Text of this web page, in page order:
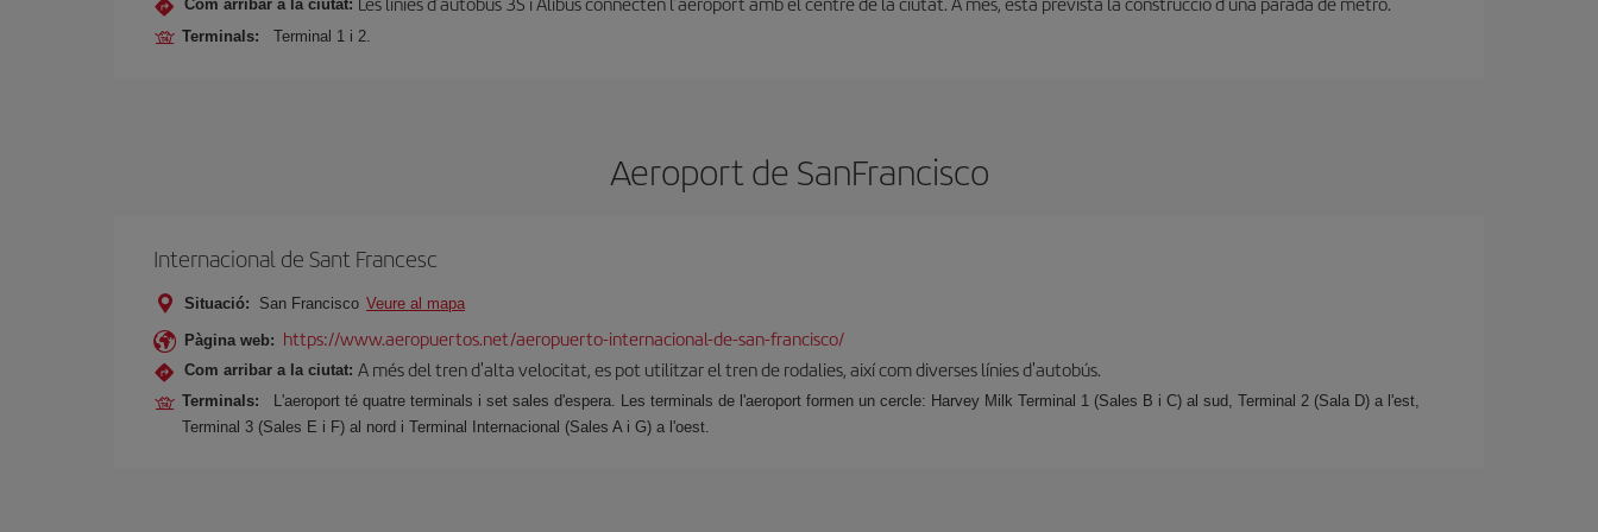
Com arribar a la ciutat:
Terminals: Terminal 1 i 2.
Aeroport de SanFrancisco
Internacional de Sant Francesc
Situació: San Francisco Veure al mapa
Pàgina web: https://www.aeropuertos.net/aeropuerto-internacional-de-san-francisco/
Com arribar a la ciutat: A més del tren d'alta velocitat, es pot utilitzar el tren de rodalies, així com diverses línies d'autobús.
Terminals:
L'aeroport té quatre terminals i set sales d'espera. Les terminals de l'aeroport formen un cercle: Harvey Milk Terminal 1 (Sales B i C) al sud, Terminal 2 (Sala D) a l'est,
Terminal 3 (Sales E i F) al nord i Terminal Internacional (Sales A i G) a l'oest.